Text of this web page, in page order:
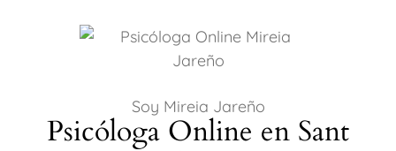
Soy Mireia Jareño
Psicóloga Online en Sant